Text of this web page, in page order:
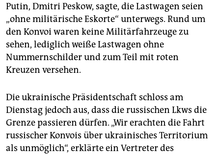
Putin, Dmitri Peskow, sagte, die Lastwagen seien
„ohne militärische Eskorte“ unterwegs. Rund um
den Konvoi waren keine Militärfahrzeuge zu
sehen, lediglich weiße Lastwagen ohne
Nummernschilder und zum Teil mit roten
Kreuzen versehen.
Die ukrainische Präsidentschaft schloss am
Dienstag jedoch aus, dass die russischen Lkws die
Grenze passieren dürfen. „Wir erachten die Fahrt
russischer Konvois über ukrainisches Territorium
als unmöglich“, erklärte ein Vertreter des